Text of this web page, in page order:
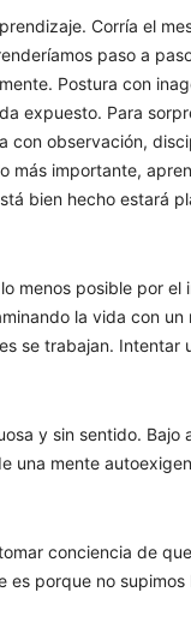
Corría el
paso a
Postura con
expuesto. Para
con observación,
importante,
bien hecho estará
menos posible por
la vida con
se trabajan.
y sin sentido.
una mente
conciencia de
es porque no supimos